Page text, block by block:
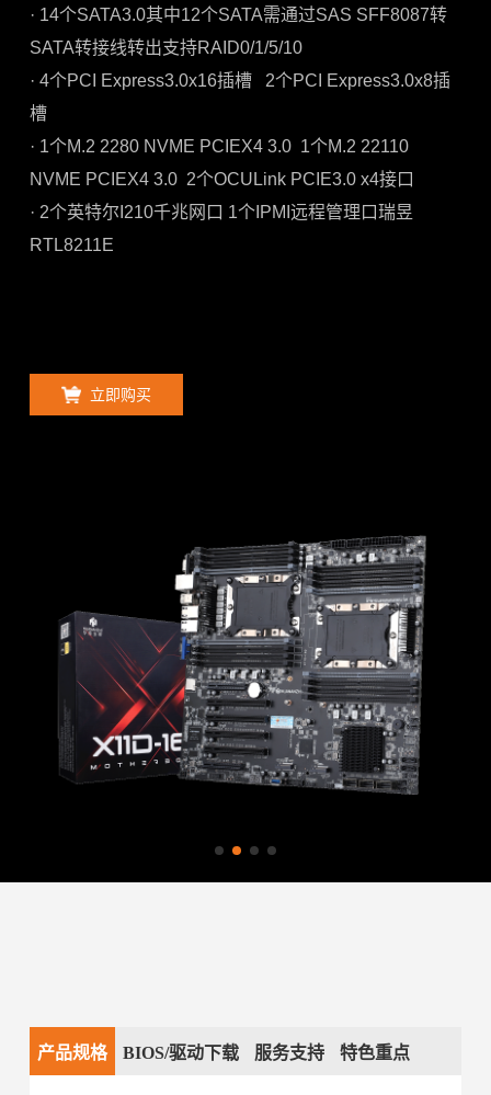
· 14个SATA3.0其中12个SATA需通过SAS SFF8087转
SATA转接线转出支持RAID0/1/5/10
· 4个PCI Express3.0x16插槽 2个PCI Express3.0x8插
槽
· 1个M.2 2280 NVME PCIEX4 3.0 1个M.2 22110
NVME PCIEX4 3.0 2个OCULink PCIE3.0 x4接口
· 2个英特尔I210千兆网口 1个IPMI远程管理口瑞昱
RTL8211E
立即购买
产品规格 BIOS/驱动下载 服务支持 特色重点